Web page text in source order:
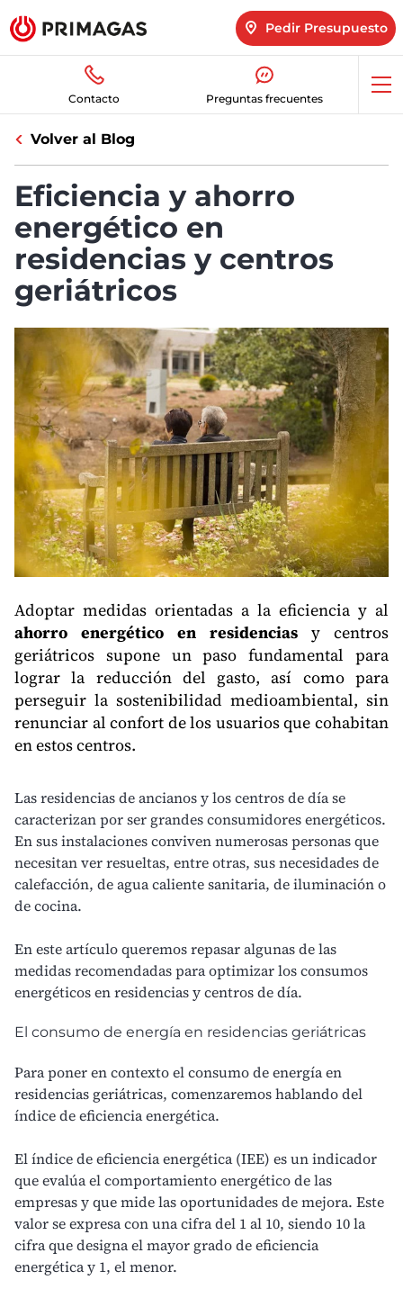
Pedir Presupuesto
Contacto Preguntas frecuentes
Volver al Blog
Eficiencia y ahorro
energético en
residencias y centros
geriátricos
Adoptar medidas orientadas a la eficiencia y al
ahorro energético en residencias y centros
geriátricos supone un paso fundamental para
lograr la reducción del gasto, así como para
perseguir la sostenibilidad medioambiental, sin
renunciar al confort de los usuarios que cohabitan
en estos centros.
Las residencias de ancianos y los centros de día se
caracterizan por ser grandes consumidores energéticos.
En sus instalaciones conviven numerosas personas que
necesitan ver resueltas, entre otras, sus necesidades de
calefacción, de agua caliente sanitaria, de iluminación o
de cocina.
En este artículo queremos repasar algunas de las
medidas recomendadas para optimizar los consumos
energéticos en residencias y centros de día.
El consumo de energía en residencias geriátricas
Para poner en contexto el consumo de energía en
residencias geriátricas, comenzaremos hablando del
índice de eficiencia energética.
El índice de eficiencia energética (IEE) es un indicador
que evalúa el comportamiento energético de las
empresas y que mide las oportunidades de mejora. Este
valor se expresa con una cifra del 1 al 10, siendo 10 la
cifra que designa el mayor grado de eficiencia
energética y 1, el menor.